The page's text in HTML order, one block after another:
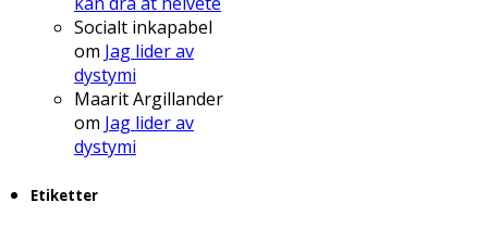
Socialt inkapabel
om Jag lider av
dystymi
Maarit Argillander
om Jag lider av
dystymi
Etiketter